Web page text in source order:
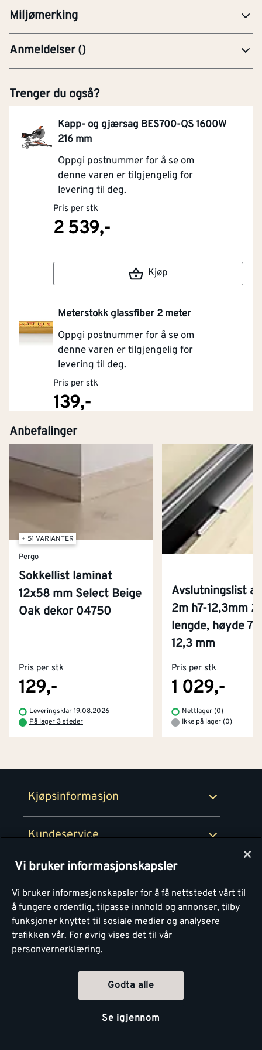
Miljømerking
Anmeldelser()
Trenger du også?
Kapp- og gjærsag BES700-QS 1600W
216 mm
Oppgi postnummer for å se om
denne varen er tilgjengelig for
levering til deg.
Pris per stk
2 539,-
Kjøp
Meterstokk glassfiber 2 meter
Oppgi postnummer for å se om
denne varen er tilgjengelig for
levering til deg.
Pris per stk
139,-
Kjøp
Anbefalinger
+ 51 VARIANTER
Pergo
Sokkellist laminat
12x58 mm Select Beige
Oak dekor 04750
Pris per stk
129,-
Leveringsklar 19.08.2026
På lager 3 steder
Avslutningslist a
2m h7-12,3mm
lengde, høyde
12,3 mm
Pris per stk
1 029,-
Nettlager (0)
Ikke på lager (0)
Kjøpsinformasjon
Kjøpsbetingelser
Retur- og angrerettsskjema
Kundeservice
Tjenester
Montér Klubb
Montér
Byggevarehus og åpningstider
Prismatch
Personvern
Vi bruker informasjonskapsler
Vi bruker informasjonskapsler for å få nettstedet vårt til
å fungere ordentlig, tilpasse innhold og annonser, tilby
funksjoner knyttet til sosiale medier og analysere
trafikken vår. For øvrig vises det til vår
personvernerklæring.
Godta alle
Se igjennom